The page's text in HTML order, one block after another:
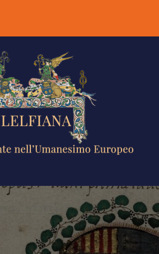
OCCIDENTE
NELL'UMANESIMO
EUROPEO